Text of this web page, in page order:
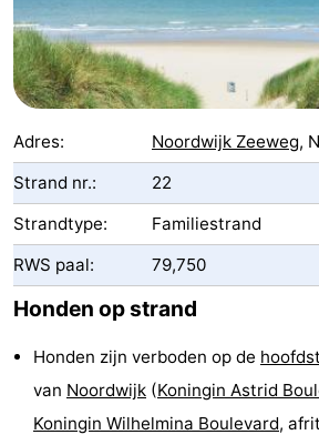
kinderen
Overnachten
Appartementen
(&
breakfasts)
Campings
Hotels
Vakantiehuizen
Gouden
De
Adres: Noordwijk Zeeweg,
Strand nr.:
22
Strandtype:
Familiestrand
RWS paal:
79,750
Honden op strand
Honden zijn verboden op de
van Noordwijk (Koningin Astrid
Koningin Wilhelmina Boulevard,